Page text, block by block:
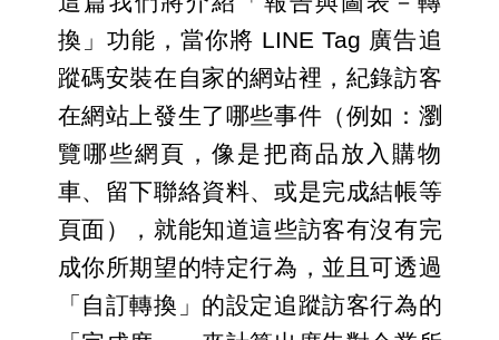
換」功能，當你將 LINE Tag 廣告追
蹤碼安裝在自家的網站裡，紀錄訪客
在網站上發生了哪些事件（例如：瀏
覽哪些網頁，像是把商品放入購物
車、留下聯絡資料、或是完成結帳等
頁面），就能知道這些訪客有沒有完
成你所期望的特定行為，並且可透過
「自訂轉換」的設定追蹤訪客行為的